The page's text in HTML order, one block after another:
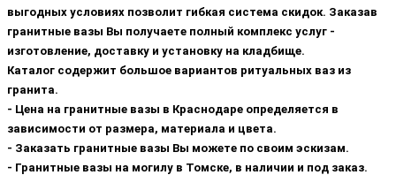
выгодных условиях позволит гибкая система скидок. Заказав
гранитные вазы Вы получаете полный комплекс услуг -
изготовление, доставку и установку на кладбище.
Каталог содержит большое вариантов ритуальных ваз из
гранита.
- Цена на гранитные вазы в Краснодаре определяется в
зависимости от размера, материала и цвета.
- Заказать гранитные вазы Вы можете по своим эскизам.
- Гранитные вазы на могилу в Томске, в наличии и под заказ.